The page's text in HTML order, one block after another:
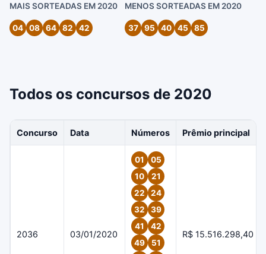
MAIS SORTEADAS EM 2020
04 08 64 82 42
MENOS SORTEADAS EM 2020
37 95 40 45 85
Todos os concursos de 2020
Concurso Data Números Prêmio principal
2036 03/01/2020
01
05
10
21
22
24
32
39
41
42
49
51
R$ 15.516.298,40